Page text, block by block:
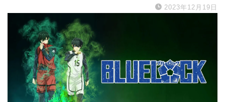
2023年12月19日